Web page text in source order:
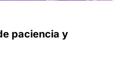
paciencia y